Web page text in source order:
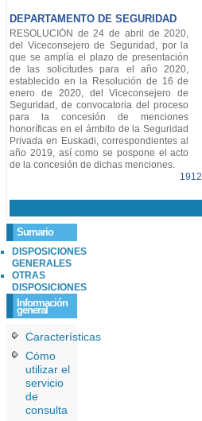
DEPARTAMENTO DE SEGURIDAD
RESOLUCIÓN de 24 de abril de 2020,
del Viceconsejero de Seguridad, por la
que se amplía el plazo de presentación
de las solicitudes para el año 2020,
establecido en la Resolución de 16 de
enero de 2020, del Viceconsejero de
Seguridad, de convocatoria del proceso
para la concesión de menciones
honoríficas en el ámbito de la Seguridad
Privada en Euskadi, correspondientes al
año 2019, así como se pospone el acto
de la concesión de dichas menciones.
1912
Sumario
DISPOSICIONES
GENERALES
OTRAS
DISPOSICIONES
Información
general
Características
Cómo
utilizar el
servicio
de
consulta